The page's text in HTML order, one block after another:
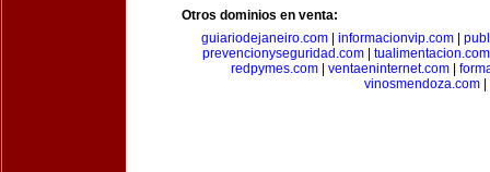
Otros dominios en venta:
guiariodejaneiro.com| informacionvip.com|
prevencionyseguridad.com
tualimentacion.com
redpymes.com
ventaeninternet.com
vinosmendoza.com